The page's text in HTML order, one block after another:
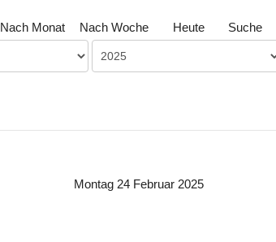
Nach Monat Nach Woche Heute Suche
Montag 24 Februar 2025